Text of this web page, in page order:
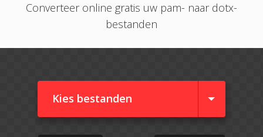
Converteer online gratis uw pam- naar dotx-
bestanden
Kies bestanden